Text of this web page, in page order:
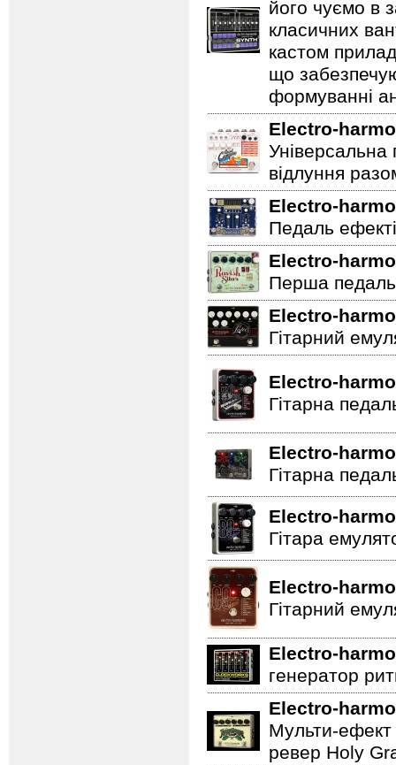
його чуємо в
класичних
кастом
що
формуванні
Electro-
Універсальна
відлуння
Electro-
Педаль
Electro-
Перша
Electro-
Гітарний
Electro-
Гітарна
Electro-
Гітарна
Electro-
Гітара
Electro-
Гітарний
Electro-
генератор
Electro-
Мульти-ефект
ревер Holy